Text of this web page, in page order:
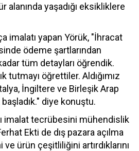
alanında yaşadığı eksikliklere
imalatı yapan Yörük, "İhracat
ödeme şartlarından
tüm detayları öğrendik.
tutmayı öğrettiler. Aldığımız
İngiltere ve Birleşik Arap
diye konuştu.
imalat tecrübesini mühendislik
Ekti de dış pazara açılma
ürün çeşitliliğini artırdıklarını